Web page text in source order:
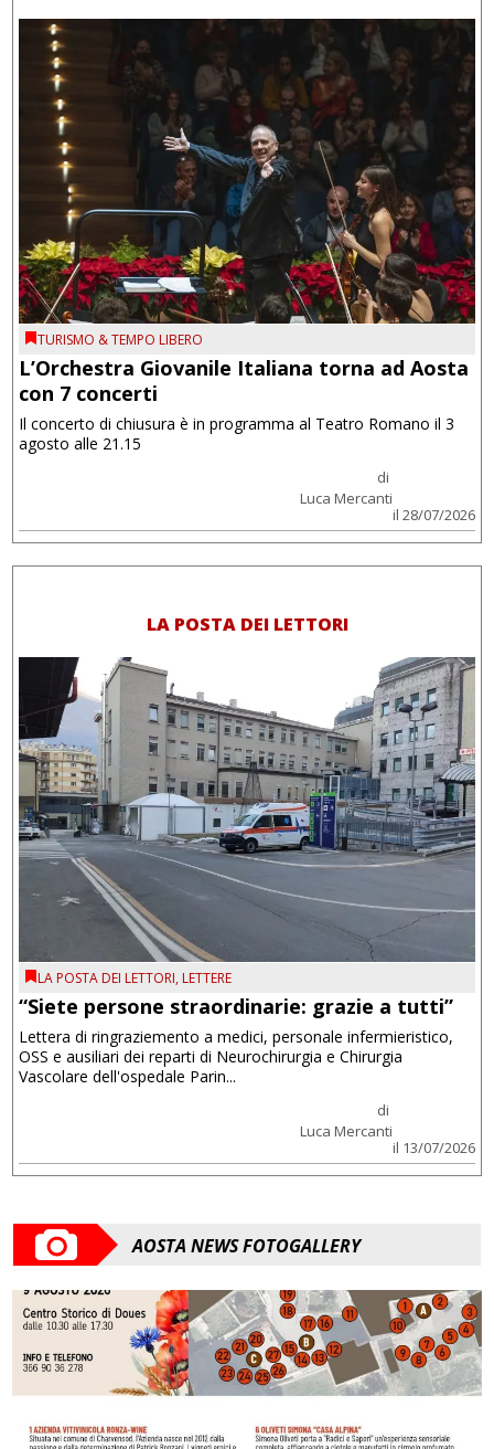
TURISMO & TEMPO LIBERO
L’Orchestra Giovanile Italiana torna ad Aosta
con 7 concerti
di
Luca Mercanti
il 28/07/2026
Il concerto di chiusura è in programma al Teatro Romano il 3
agosto alle 21.15
LA POSTA DEI LETTORI
LA POSTA DEI LETTORI, LETTERE
“Siete persone straordinarie: grazie a tutti”
di
Luca Mercanti
il 13/07/2026
Lettera di ringraziemento a medici, personale infermieristico,
OSS e ausiliari dei reparti di Neurochirurgia e Chirurgia
Vascolare dell'ospedale Parin...
AOSTA NEWS FOTOGALLERY